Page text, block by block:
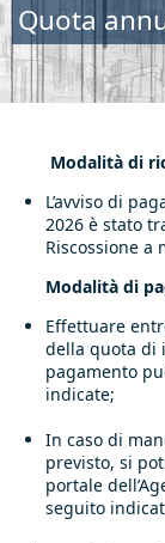
Quota
Modalità di
L’avviso di
2026 è stato
Riscossione a
​Modalità di
Effettuare
della quota di
pagamento
indicate;
In caso di
previsto, si
portale
seguito